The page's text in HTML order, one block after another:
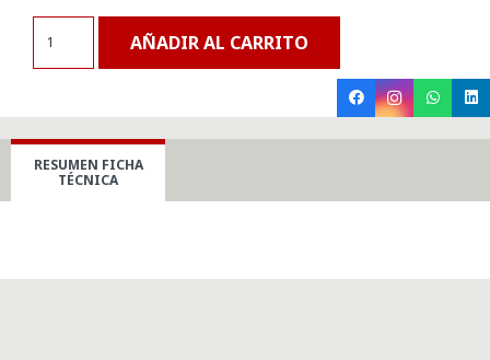
(Licencia
anual)
cantidad
AÑADIR AL CARRITO
RESUMEN FICHA
TÉCNICA